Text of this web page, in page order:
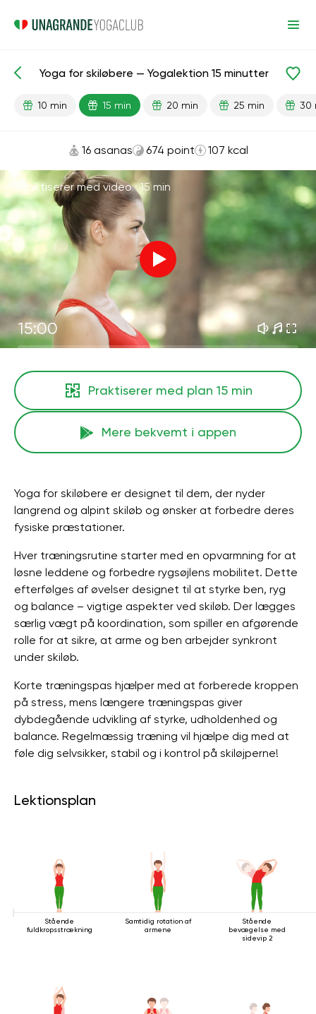
Færdiglavede lektioner Sport
Yoga for skiløbere — Yogalektion 15 minutter
10 min 15 min 20 min 25 min 30
16 asanas 674 point 107 kcal
Praktiserer med video ·15 min
15:00
Praktiserer med plan 15 min
Mere bekvemt i appen
Yoga for skiløbere er designet til dem, der nyder
langrend og alpint skiløb og ønsker at forbedre deres
fysiske præstationer.
Hver træningsrutine starter med en opvarmning for at
løsne leddene og forbedre rygsøjlens mobilitet. Dette
efterfølges af øvelser designet til at styrke ben, ryg
og balance – vigtige aspekter ved skiløb. Der lægges
særlig vægt på koordination, som spiller en afgørende
rolle for at sikre, at arme og ben arbejder synkront
under skiløb.
Korte træningspas hjælper med at forberede kroppen
på stress, mens længere træningspas giver
dybdegående udvikling af styrke, udholdenhed og
balance. Regelmæssig træning vil hjælpe dig med at
føle dig selvsikker, stabil og i kontrol på skiløjperne!
Lektionsplan
Stående
fuldkropsstrækning
Samtidig rotation af
armene
Stående
bevægelse med
sidevip 2